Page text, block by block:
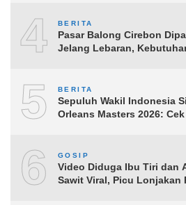
4 BERITA
Pasar Balong Cirebon
Jelang Lebaran,
5 BERITA
Sepuluh Wakil Indonesia
Orleans Masters 2026:
6 GOSIP
Video Diduga Ibu Tiri dan
Sawit Viral, Picu Lonjakan